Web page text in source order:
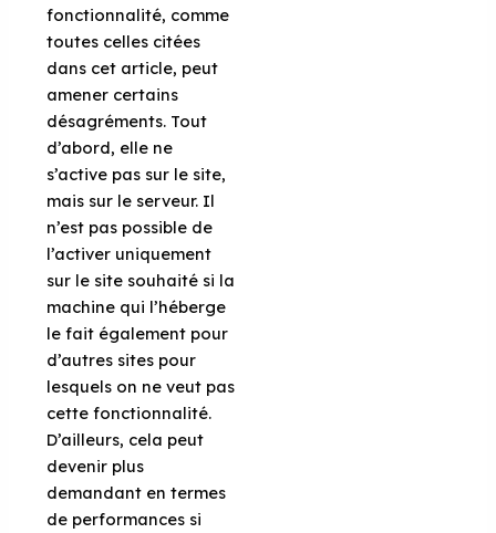
fonctionnalité, comme
toutes celles citées
dans cet article, peut
amener certains
désagréments. Tout
d’abord, elle ne
s’active pas sur le site,
mais sur le serveur. Il
n’est pas possible de
l’activer uniquement
sur le site souhaité si la
machine qui l’héberge
le fait également pour
d’autres sites pour
lesquels on ne veut pas
cette fonctionnalité.
D’ailleurs, cela peut
devenir plus
demandant en termes
de performances si